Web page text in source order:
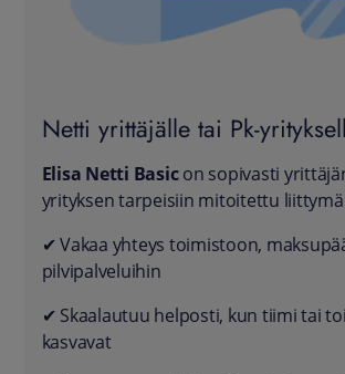
Netti yrittäjälle tai Pk-
Elisa Netti Basicon sopivasti
yrityksen tarpeisiin mitoitettu
✔ Vakaa yhteys toimistoon,
pilvipalveluihin
✔ Skaalautuu helposti, kun tiimi tai
kasvavat